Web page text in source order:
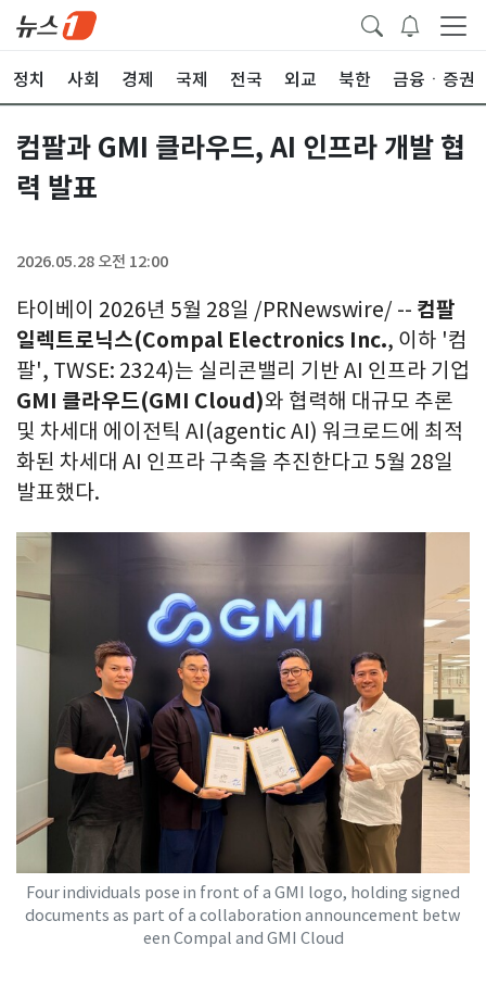
정치 사회 경제 국제 전국 외교 북한 금융ㆍ증권
컴팔과 GMI 클라우드, AI 인프라 개발 협
력 발표
2026.05.28 오전 12:00
타이베이 2026년 5월 28일 /PRNewswire/ -- 컴팔
일렉트로닉스(Compal Electronics Inc., 이하 '컴
팔', TWSE: 2324)는 실리콘밸리 기반 AI 인프라 기업
GMI 클라우드(GMI Cloud)와 협력해 대규모 추론
및 차세대 에이전틱 AI(agentic AI) 워크로드에 최적
화된 차세대 AI 인프라 구축을 추진한다고 5월 28일
발표했다.
Four individuals pose in front of a GMI logo, holding signed
documents as part of a collaboration announcement betw
een Compal and GMI Cloud